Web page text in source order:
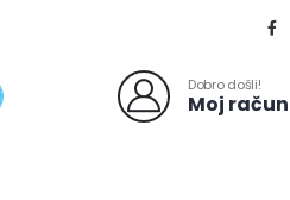
Dobro došli!
Moj račun